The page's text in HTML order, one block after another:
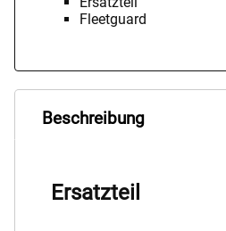
Fleetguard
Beschreibung
Ersatzteil